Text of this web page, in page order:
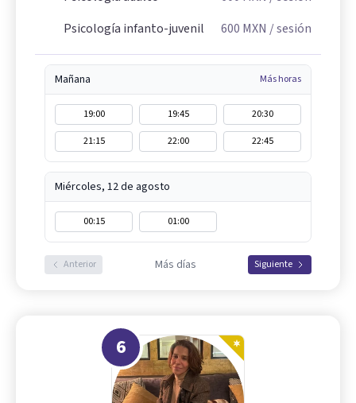
Psicología infanto-juvenil
600 MXN / sesión
Mañana Más horas
19:00 19:45
20:30
21:15
22:00 22:45
Miércoles, 12 de agosto
00:15 01:00
Anterior Más días Siguiente
6